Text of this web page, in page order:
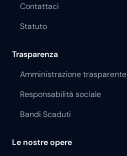
Contattaci
Statuto
Trasparenza
Amministrazione trasparente
Responsabilità sociale
Bandi Scaduti
Le nostre opere